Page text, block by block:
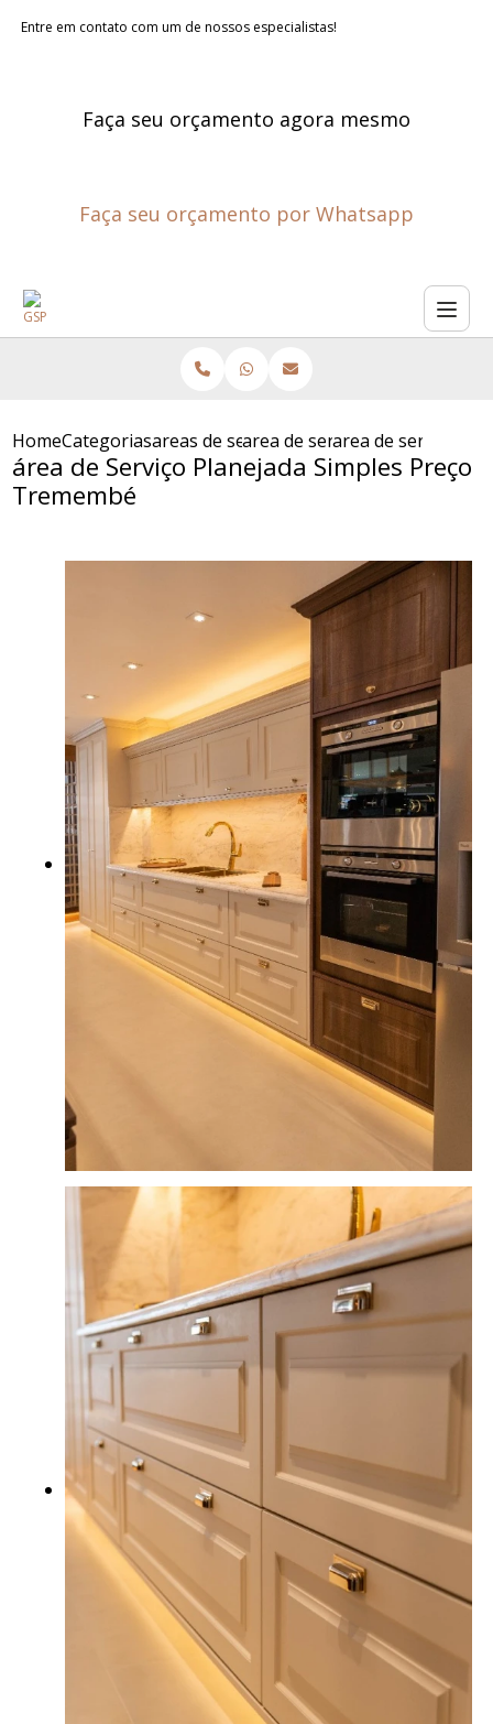
Entre em contato com um de nossos especialistas!
Faça seu orçamento agora mesmo
Faça seu orçamento por Whatsapp
HomeCategoriasareas de servico planejadas
area de servico sob medida
area de servico
área de Serviço Planejada Simples Preço
Tremembé